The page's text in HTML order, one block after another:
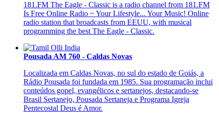
181.FM The Eagle - Classic is a radio channel from 181.FM
Is Free Online Radio ~ Your Lifestyle... Your Music! Online
radio station that broadcasts from EEUU, with musical
programming the best The Eagle - Classic.
Pousada AM 760 - Caldas Novas
Localizada em Caldas Novas, no sul do estado de Goiás, a
Rádio Pousada foi fundada em 1985. Sua programação inclui
conteúdos gopel, evangélicos e sertanejos, destacando-se
Brasil Sertanejo, Pousada Sertaneja e Programa Igreja
Pentecostal Deus é Amor.